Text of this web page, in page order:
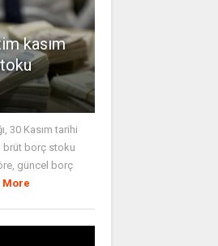
kasım
30 Kasım tarihi
brüt borç stoku
güncel borç
More